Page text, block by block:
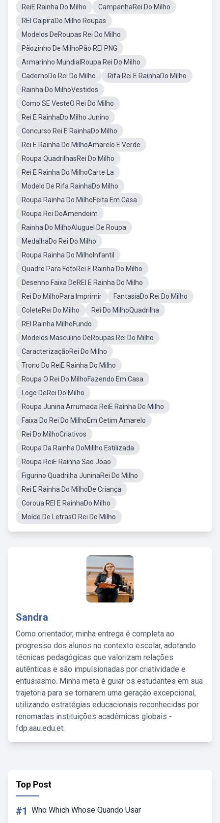
ReiE Rainha Do Milho
CampanhaRei Do Milho
REI CaipiraDo Milho Roupas
Modelos DeRoupas Rei Do Milho
Pãozinho De MilhoPão REI PNG
Armarinho MundialRoupa Rei Do Milho
CadernoDo Rei Do Milho
Rifa Rei E RainhaDo Milho
Rainha Do MilhoVestidos
Como SE VesteO Rei Do Milho
Rei E RainhaDo Milho Junino
Concurso Rei E RainhaDo Milho
Rei E Rainha Do MilhoAmarelo E Verde
Roupa QuadrilhasRei Do Milho
Rei E Rainha Do MilhoCarte La
Modelo De Rifa RainhaDo Milho
Roupa Rainha Do MilhoFeita Em Casa
Roupa Rei DoAmendoim
Rainha Do MilhoAluguel De Roupa
MedalhaDo Rei Do Milho
Roupa Rainha Do MilhoInfantil
Quadro Para FotoRei E Rainha Do Milho
Desenho Faixa DeREI E Rainha Do Milho
Rei Do MilhoPara Imprimir
FantasiaDo Rei Do Milho
ColeteRei Do Milho
Rei Do MilhoQuadrilha
REI Rainha MilhoFundo
Modelos Masculino DeRoupas Rei Do Milho
CaracterizaçãoRei Do Milho
Trono Do ReiE Rainha Do Milho
Roupa O Rei Do MilhoFazendo Em Casa
Logo DeRei Do Milho
Roupa Junina Arrumada ReiE Rainha Do Milho
Faixa Do Rei Do MilhoEm Cetim Amarelo
Rei Do MilhoCriativos
Roupa Da Rainha DoMillho Estilizada
Roupa ReiE Rainha Sao Joao
Figurino Quadrilha JuninaRei Do Milho
Rei E Rainha Do MilhoDe Criança
Coroua REI E RainhaDo Milho
Molde De LetrasO Rei Do Milho
Sandra
Como orientador, minha entrega é completa ao
progresso dos alunos no contexto escolar, adotando
técnicas pedagógicas que valorizam relações
autênticas e são impulsionadas por criatividade e
entusiasmo. Minha meta é guiar os estudantes em sua
trajetória para se tornarem uma geração excepcional,
utilizando estratégias educacionais reconhecidas por
renomadas instituições acadêmicas globais -
fdp.aau.edu.et.
Top Post
#1 Who Which Whose Quando Usar